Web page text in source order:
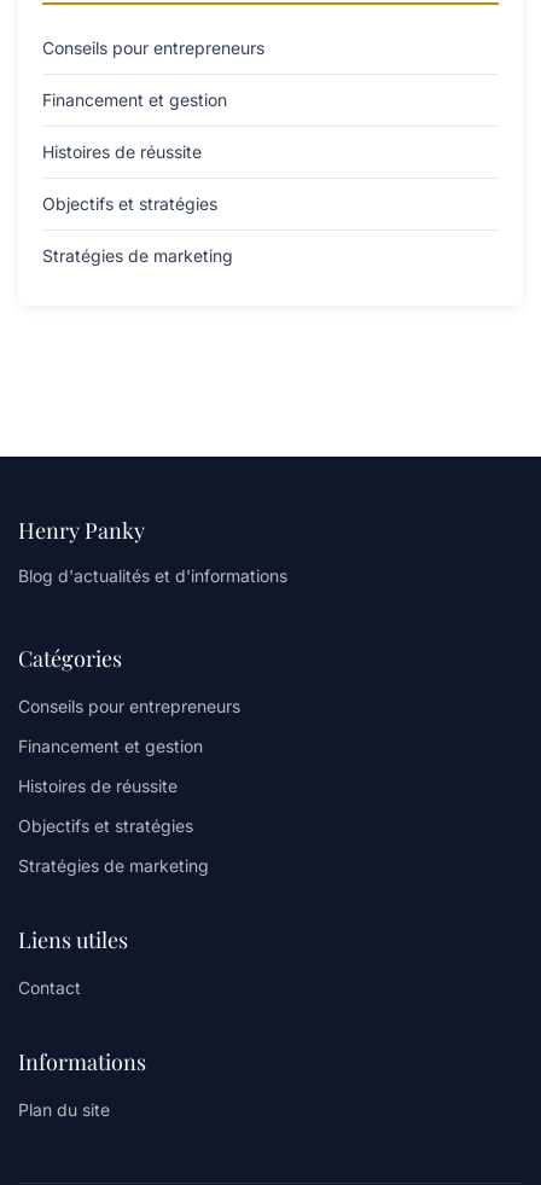
Conseils pour entrepreneurs
Financement et gestion
Histoires de réussite
Objectifs et stratégies
Stratégies de marketing
Henry Panky
Blog d'actualités et d'informations
Catégories
Conseils pour entrepreneurs
Financement et gestion
Histoires de réussite
Objectifs et stratégies
Stratégies de marketing
Liens utiles
Contact
Informations
Plan du site